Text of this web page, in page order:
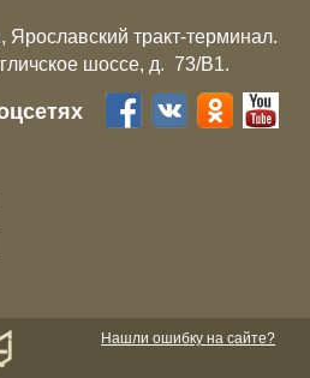
тракт-терминал.
шоссе, д. 73/B1.
Нашли ошибку на сайте?